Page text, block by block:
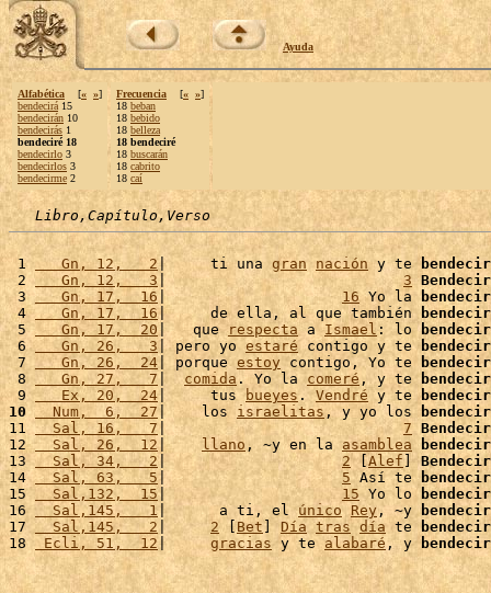
Ayuda
Alfabética [« »]
bendecirá 15
bendecirán 10
bendecirás 1
bendeciré 18
bendecirlo 3
bendecirlos 3
bendecirme 2
Frecuencia [« »]
18 beban
18 bebido
18 belleza
18 bendeciré
18 buscarán
18 cabrito
18 caí
Libro,Capítulo,Verso
1
   Gn, 12,   2
|     ti una gran nación y te
2
   Gn, 12,   3
| 3
3
   Gn, 17,  16
| 16 Yo la
4
   Gn, 17,  16
|     de ella, al que también
5
   Gn, 17,  20
|   que respecta a Ismael : lo
6
   Gn, 26,   3
| pero yo estaré contigo y te
7
   Gn, 26,  24
| porque estoy contigo, Yo te
8
   Gn, 27,   7
| comida . Yo la comeré , y te
9
   Ex, 20,  24
|     tus bueyes . Vendré y te
10
  Num,  6,  27
|    los israelitas , y yo los
11
  Sal, 16,   7
| 7
12
  Sal, 26,  12
| llano , ~y en la asamblea
13
  Sal, 34,   2
| 2 [Alef ]
14
  Sal, 63,   5
| 5 Así te
15
  Sal,132,  15
| 15 Yo lo
16
  Sal,145,   1
|      a ti, el único Rey , ~y
17
  Sal,145,   2
| 2 [Bet] Día tras día te
18 Ecli, 51,  12 | gracias y te alabaré , y